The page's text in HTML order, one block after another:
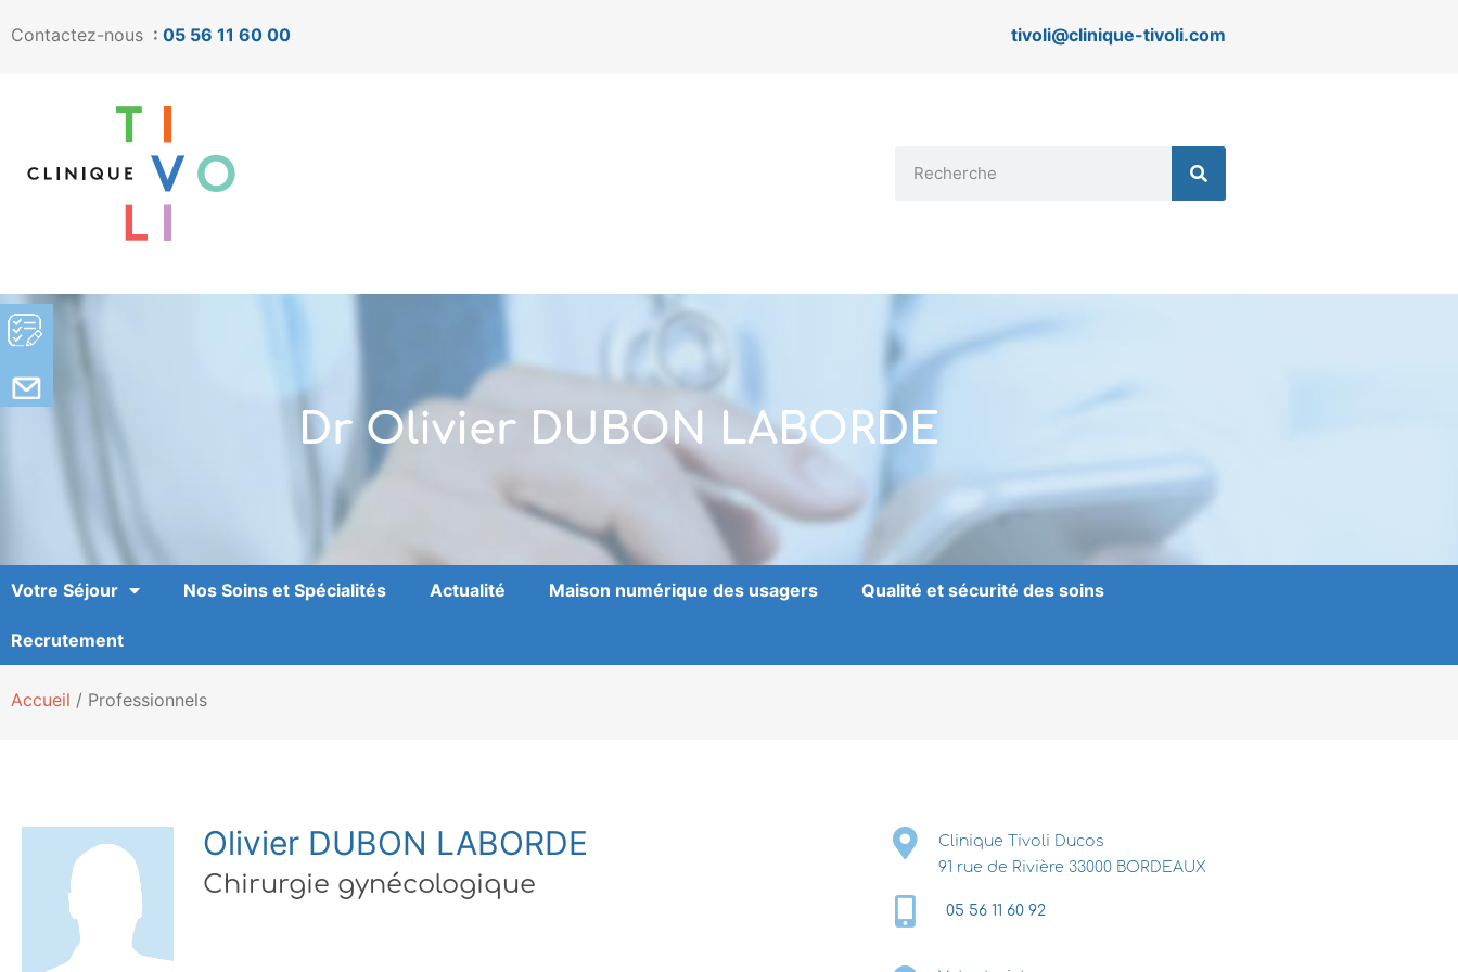
Contactez-nous : 05 56 11 60 00 tivoli@clinique-tivoli.com
Dr Olivier DUBON LABORDE
Votre Séjour Nos Soins et Spécialités Actualité Maison numérique des usagers Qualité et sécurité des soins
Recrutement
Accueil / Professionnels
Olivier DUBON LABORDE
Chirurgie gynécologique
Clinique Tivoli Ducos
91 rue de Rivière 33000 BORDEAUX
05 56 11 60 92